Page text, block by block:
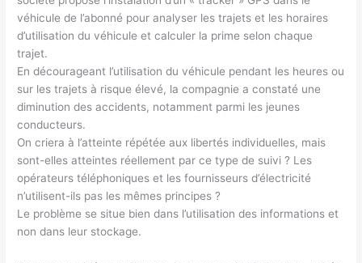
véhicule de l’abonné pour analyser les trajets et les horaires
d’utilisation du véhicule et calculer la prime selon chaque
trajet.
En décourageant l’utilisation du véhicule pendant les heures ou
sur les trajets à risque élevé, la compagnie a constaté une
diminution des accidents, notamment parmi les jeunes
conducteurs.
On criera à l’atteinte répétée aux libertés individuelles, mais
sont-elles atteintes réellement par ce type de suivi ? Les
opérateurs téléphoniques et les fournisseurs d’électricité
n’utilisent-ils pas les mêmes principes ?
Le problème se situe bien dans l’utilisation des informations et
non dans leur stockage.